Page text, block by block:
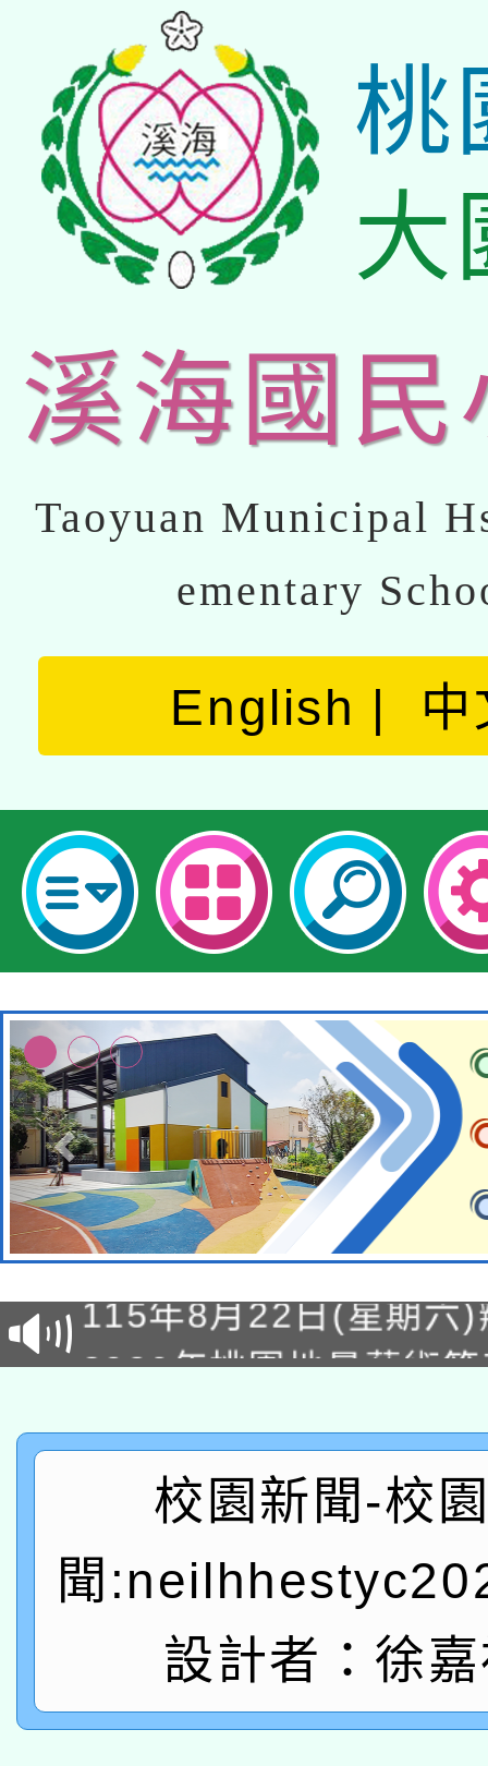
桃
大
溪海國民
Taoyuan Municipal
ementary
English 中
轉知經濟部水利署委託
業技術研究院辦理「
用水績優單位及節水達
動」
115年8月22日(星期六
桃園市孔廟祈福系列
2026年桃園地景藝術
關事宜
轉知教育部國民及學前
國立臺灣師範大學辦
年度健康促進學校輔導
業成長研習」實施計畫
函轉國家教育研究院
原住民族教育政策研討
族教育國際趨勢與發展
轉知教育部國民及學前
新北市政府教育局辦
師專業成長研習實施
函轉國立臺灣師範大學
族語言臺北學習中心
轉知有關國立成功大學
文教學共融平台-教案
教育部國民及學前教育
校園新聞-校
聞
設計者：徐